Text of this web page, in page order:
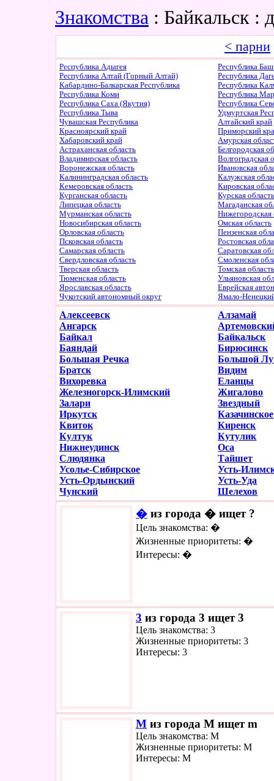
Знакомства : Байкальск
< парни
Республика Адыгея
Республика
Республика Алтай (Горный Алтай)
Республика
Кабардино-Балкарская Республика
Республика
Республика Коми
Республика
Республика Саха (Якутия)
Республика
Республика Тыва
Удмуртская
Чувашская Республика
Алтайский край
Красноярский край
Приморский
Хабаровский край
Амурская
Астраханская область
Белгородская
Владимирская область
Волгоградская
Воронежская область
Ивановская
Калининградская область
Калужская
Кемеровская область
Кировская
Курганская область
Курская
Липецкая область
Магаданская
Мурманская область
Нижегородская
Новосибирская область
Омская область
Орловская область
Пензенская
Псковская область
Ростовская
Самарская область
Саратовская
Свердловская область
Смоленская
Тверская область
Томская
Тюменская область
Ульяновская
Ярославская область
Еврейская
Чукотский автономный округ
Ямало-
Алексеевск
Алзамай
Ангарск
Байкал
Байкальск
Баяндай
Бирюсинск
Большая Речка
Большой
Братск
Видим
Вихоревка
Еланцы
Железногорск-Илимский
Жигалово
Залари
Звездный
Иркутск
Казачинское
Квиток
Киренск
Култук
Кутулик
Нижнеудинск
Оса
Слюдянка
Тайшет
Усолье-Сибирское
Усть-
Усть-Ордынский
Усть-Уда
Чунский
Шелехов
� из города � ищет ?
Цель знакомства: �
Жизненные приоритеты: �
Интересы: �
3 из города 3 ищет 3
Цель знакомства: 3
Жизненные приоритеты: 3
Интересы: 3
M из города M ищет m
Цель знакомства: M
Жизненные приоритеты: M
Интересы: M